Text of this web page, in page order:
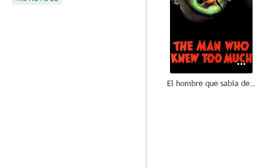
El hombre que sabía demasiado